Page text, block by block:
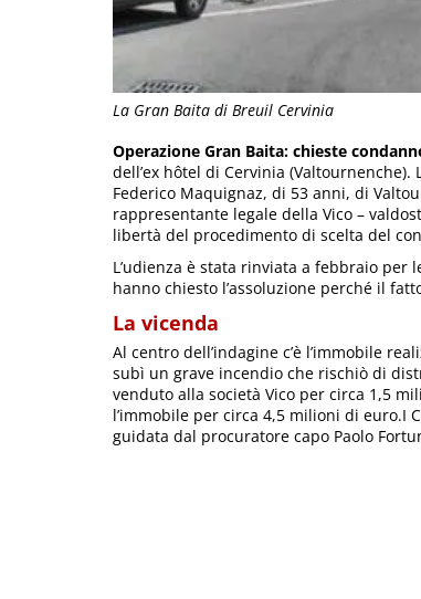
La Gran Baita di Breuil Cervinia
Operazione Gran Baita: chieste
dell’ex hôtel di Cervinia
Federico Maquignaz, di 53 anni, di
rappresentante legale della Vico –
libertà del procedimento di scelta del
L’udienza è stata rinviata a febbraio
hanno chiesto l’assoluzione perché il
La vicenda
Al centro dell’indagine c’è l’immobile
subì un grave incendio che rischiò di
venduto alla società Vico per circa 1,5
l’immobile per circa 4,5 milioni di euro.I
guidata dal procuratore capo Paolo